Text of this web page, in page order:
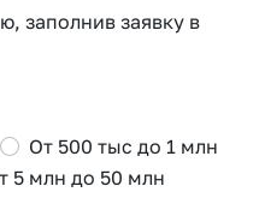
заполнив заявку в
От 500 тыс до 1 млн
5 млн до 50 млн